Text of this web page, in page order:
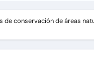
peruanos del IPD
conservación de áreas